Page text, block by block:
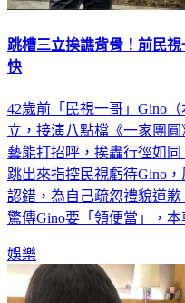
跳槽三立挨譙背骨！前民
快
42歲前「民視一哥」Gino
立，接演八點檔《一家團
藝能打招呼，挨轟行徑如
跳出來指控民視虧待Gino
認錯，為自己疏忽禮貌道
驚傳Gino要「領便當」，本
娛樂